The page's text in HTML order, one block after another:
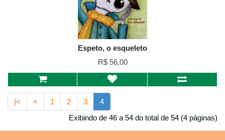
Espeto, o esqueleto
R$ 56,00
|< < 1 2 3
4
Exibindo de 46 a 54 do total de 54 (4 páginas)